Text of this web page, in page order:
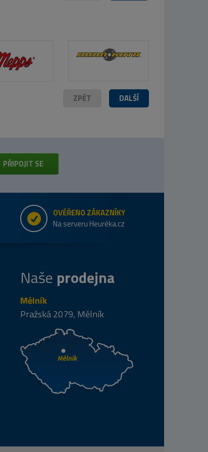
DALŠÍ
ZPĚT
PŘIPOJIT SE
OVĚŘENO ZÁKAZNÍKY
Na serveru Heuréka.cz
Naše prodejna
Mělník
Pražská 2079, Mělník